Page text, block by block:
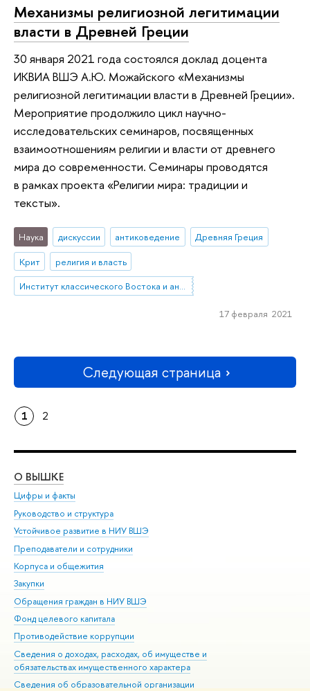
Механизмы религиозной легитимации
власти в Древней Греции
30 января 2021 года состоялся доклад доцента
ИКВИА ВШЭ А.Ю. Можайского «Механизмы
религиозной легитимации власти в Древней Греции».
Мероприятие продолжило цикл научно-
исследовательских семинаров, посвященных
взаимоотношениям религии и власти от древнего
мира до современности. Семинары проводятся
в рамках проекта «Религии мира: традиции и
тексты».
Наука дискуссии антиковедение
Древняя Греция
Крит
религия и власть
Институт классического Востока и античности
17 февраля 2021
Следующая страница
1 2
О ВЫШКЕ
Цифры и факты
Руководство и структура
Устойчивое развитие в НИУ ВШЭ
Преподаватели и сотрудники
Корпуса и общежития
Закупки
Обращения граждан в НИУ ВШЭ
Фонд целевого капитала
Противодействие коррупции
Сведения о доходах, расходах, об имуществе и
обязательствах имущественного характера
Сведения об образовательной организации